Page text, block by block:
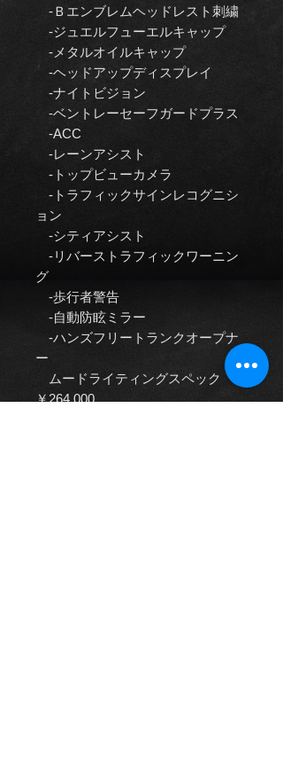
-Ｂエンブレムヘッドレスト刺繍
-ジュエルフューエルキャップ
-メタルオイルキャップ
-ヘッドアップディスプレイ
-ナイトビジョン
-ベントレーセーフガードプラス
-ACC
-レーンアシスト
-トップビューカメラ
-トラフィックサインレコグニシ
ョン
-シティアシスト
-リバーストラフィックワーニン
グ
-歩行者警告
-自動防眩ミラー
-ハンズフリートランクオープナ
ー
ムードライティングスペック
￥264,000